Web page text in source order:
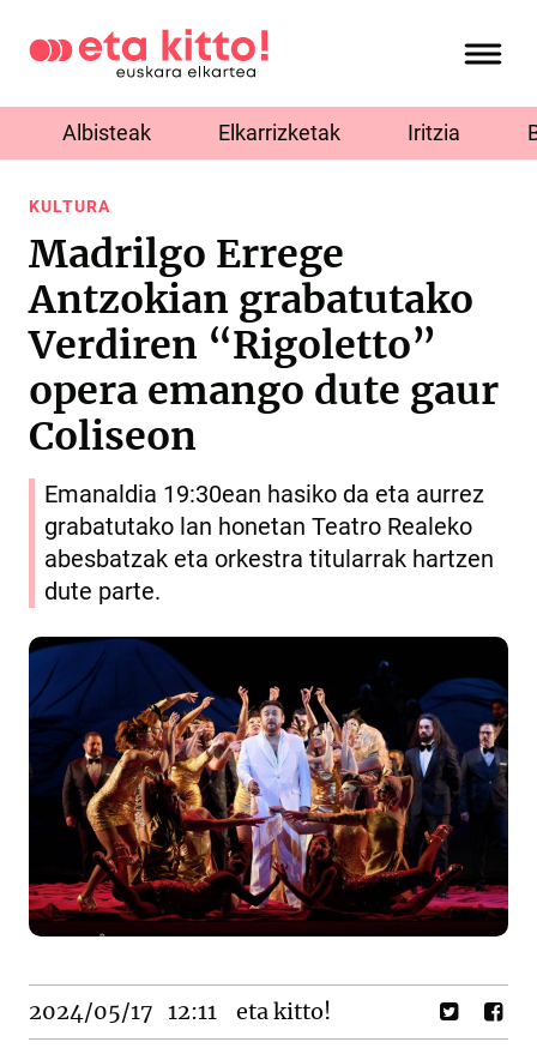
Albisteak Elkarrizketak Iritzia
KULTURA
Madrilgo Errege
Antzokian grabatutako
Verdiren “Rigoletto”
opera emango dute gaur
Coliseon
Emanaldia 19:30ean hasiko da eta aurrez
grabatutako lan honetan Teatro Realeko
abesbatzak eta orkestra titularrak hartzen
dute parte.
2024/05/17 12:11 eta kitto!